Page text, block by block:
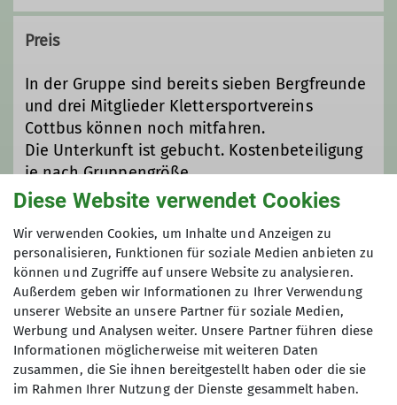
sport@jatzlauk.de
Preis
In der Gruppe sind bereits sieben Bergfreunde
und drei Mitglieder Klettersportvereins
Cottbus können noch mitfahren.
Die Unterkunft ist gebucht. Kostenbeteiligung
je nach Gruppengröße.
Der Flug muss selbst gebucht werden.
Maximale Teilnehmeranzahl
3
Diese Website verwendet Cookies
Wir verwenden Cookies, um Inhalte und Anzeigen zu
personalisieren, Funktionen für soziale Medien anbieten zu
können und Zugriffe auf unsere Website zu analysieren.
Außerdem geben wir Informationen zu Ihrer Verwendung
unserer Website an unsere Partner für soziale Medien,
Werbung und Analysen weiter. Unsere Partner führen diese
Informationen möglicherweise mit weiteren Daten
zusammen, die Sie ihnen bereitgestellt haben oder die sie
im Rahmen Ihrer Nutzung der Dienste gesammelt haben.